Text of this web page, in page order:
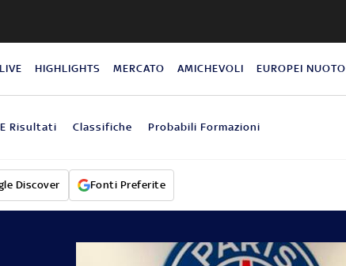
HIGHLIGHTS MERCATO AMICHEVOLI EUROPEI NUOTO
Risultati Classifiche Probabili Formazioni
Discover Fonti Preferite